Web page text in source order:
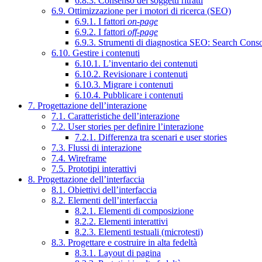
6.9. Ottimizzazione per i motori di ricerca (SEO)
6.9.1. I fattori on-page
6.9.2. I fattori off-page
6.9.3. Strumenti di diagnostica SEO: Search
6.10. Gestire i contenuti
6.10.1. L’inventario dei contenuti
6.10.2. Revisionare i contenuti
6.10.3. Migrare i contenuti
6.10.4. Pubblicare i contenuti
7. Progettazione dell’interazione
7.1. Caratteristiche dell’interazione
7.2. User stories per definire l’interazione
7.2.1. Differenza tra scenari e user stories
7.3. Flussi di interazione
7.4. Wireframe
7.5. Prototipi interattivi
8. Progettazione dell’interfaccia
8.1. Obiettivi dell’interfaccia
8.2. Elementi dell’interfaccia
8.2.1. Elementi di composizione
8.2.2. Elementi interattivi
8.2.3. Elementi testuali (microtesti)
8.3. Progettare e costruire in alta fedeltà
8.3.1. Layout di pagina